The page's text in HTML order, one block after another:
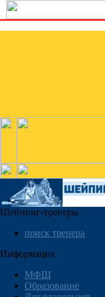
Шейпинг-тренеры
поиск тренера
Информация
МФШ
Образование